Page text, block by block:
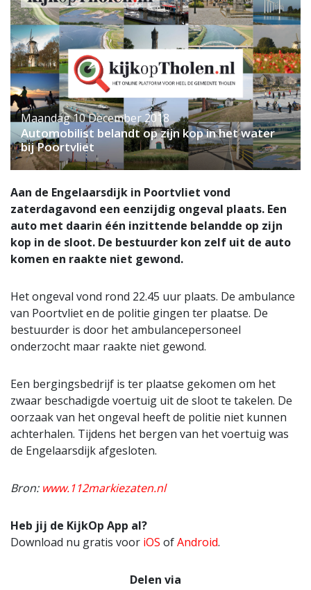
Maandag 10 December 2018
Automobilist belandt op zijn kop in het water
bij Poortvliet
Aan de Engelaarsdijk in Poortvliet vond
zaterdagavond een eenzijdig ongeval plaats. Een
auto met daarin één inzittende belandde op zijn
kop in de sloot. De bestuurder kon zelf uit de auto
komen en raakte niet gewond.
Het ongeval vond rond 22.45 uur plaats. De ambulance
van Poortvliet en de politie gingen ter plaatse. De
bestuurder is door het ambulancepersoneel
onderzocht maar raakte niet gewond.
Een bergingsbedrijf is ter plaatse gekomen om het
zwaar beschadigde voertuig uit de sloot te takelen. De
oorzaak van het ongeval heeft de politie niet kunnen
achterhalen. Tijdens het bergen van het voertuig was
de Engelaarsdijk afgesloten.
Bron: www.112markiezaten.nl
Heb jij de KijkOp App al?
Download nu gratis voor iOS ofAndroid.
Delen via